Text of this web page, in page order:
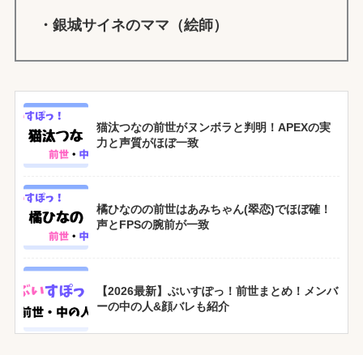
・ 銀城サイネのママ（絵師）
猫汰つなの前世がヌンボラと判明！APEXの実
力と声質がほぼ一致
橘ひなのの前世はあみちゃん(翠恋)でほぼ確！
声とFPSの腕前が一致
【2026最新】ぶいすぽっ！前世まとめ！メンバ
ーの中の人&顔バレも紹介